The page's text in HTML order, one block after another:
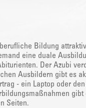
Bildung
eine duale
Der Azubi
Ausbildern gibt es
- ein Laptop oder
Seiten.